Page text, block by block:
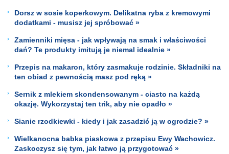
Dorsz w sosie koperkowym. Delikatna ryba z kremowymi
dodatkami - musisz jej spróbować »
Zamienniki mięsa - jak wpływają na smak i właściwości
dań? Te produkty imitują je niemal idealnie »
Przepis na makaron, który zasmakuje rodzinie. Składniki na
ten obiad z pewnością masz pod ręką »
Sernik z mlekiem skondensowanym - ciasto na każdą
okazję. Wykorzystaj ten trik, aby nie opadło »
Sianie rzodkiewki - kiedy i jak zasadzić ją w ogrodzie? »
Wielkanocna babka piaskowa z przepisu Ewy Wachowicz.
Zaskoczysz się tym, jak łatwo ją przygotować »